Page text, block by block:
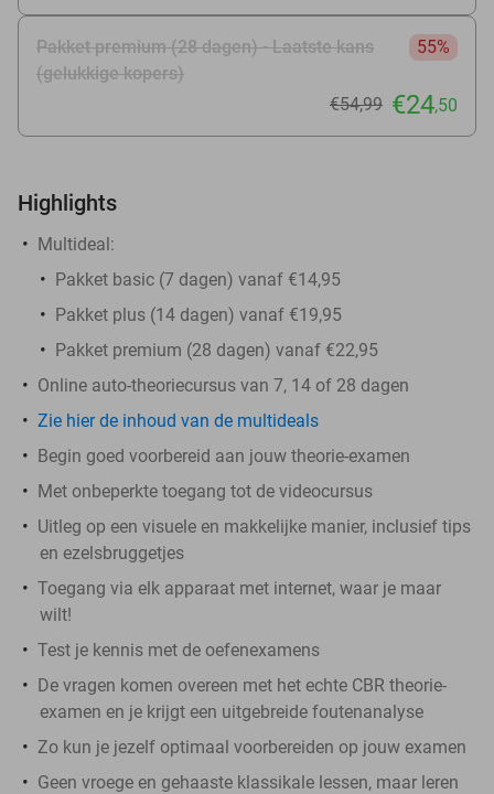
Pakket premium (28 dagen) - Laatste kans
(gelukkige kopers)
55%
€54,99 €24,50
Highlights
Multideal:
Pakket basic (7 dagen) vanaf €14,95
Pakket plus (14 dagen) vanaf €19,95
Pakket premium (28 dagen) vanaf €22,95
Online auto-theoriecursus van 7, 14 of 28 dagen
Zie hier de inhoud van de multideals
Begin goed voorbereid aan jouw theorie-examen
Met onbeperkte toegang tot de videocursus
Uitleg op een visuele en makkelijke manier, inclusief tips
en ezelsbruggetjes
Toegang via elk apparaat met internet, waar je maar
wilt!
Test je kennis met de oefenexamens
De vragen komen overeen met het echte CBR theorie-
examen en je krijgt een uitgebreide foutenanalyse
Zo kun je jezelf optimaal voorbereiden op jouw examen
Geen vroege en gehaaste klassikale lessen, maar leren